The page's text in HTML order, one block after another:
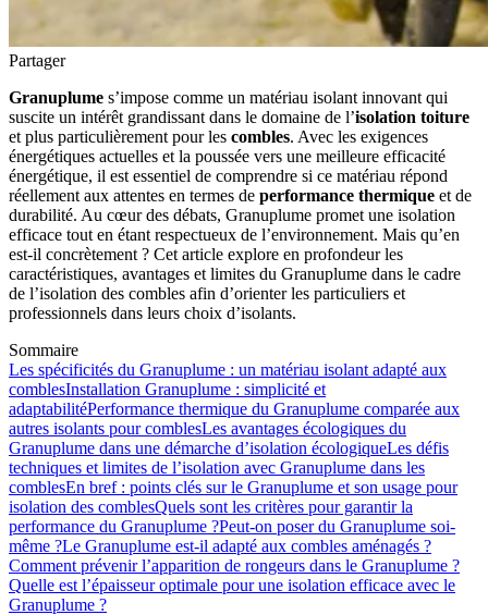
Partager
Granuplume s’impose comme un matériau isolant innovant qui
suscite un intérêt grandissant dans le domaine de l’isolation toiture
et plus particulièrement pour les combles. Avec les exigences
énergétiques actuelles et la poussée vers une meilleure efficacité
énergétique, il est essentiel de comprendre si ce matériau répond
réellement aux attentes en termes de performance thermique et de
durabilité. Au cœur des débats, Granuplume promet une isolation
efficace tout en étant respectueux de l’environnement. Mais qu’en
est-il concrètement ? Cet article explore en profondeur les
caractéristiques, avantages et limites du Granuplume dans le cadre
de l’isolation des combles afin d’orienter les particuliers et
professionnels dans leurs choix d’isolants.
Sommaire
Les spécificités du Granuplume : un matériau isolant adapté aux
comblesInstallation Granuplume : simplicité et
adaptabilitéPerformance thermique du Granuplume comparée aux
autres isolants pour comblesLes avantages écologiques du
Granuplume dans une démarche d’isolation écologiqueLes défis
techniques et limites de l’isolation avec Granuplume dans les
comblesEn bref : points clés sur le Granuplume et son usage pour
isolation des comblesQuels sont les critères pour garantir la
performance du Granuplume ?Peut-on poser du Granuplume soi-
même ?Le Granuplume est-il adapté aux combles aménagés ?
Comment prévenir l’apparition de rongeurs dans le Granuplume ?
Quelle est l’épaisseur optimale pour une isolation efficace avec le
Granuplume ?